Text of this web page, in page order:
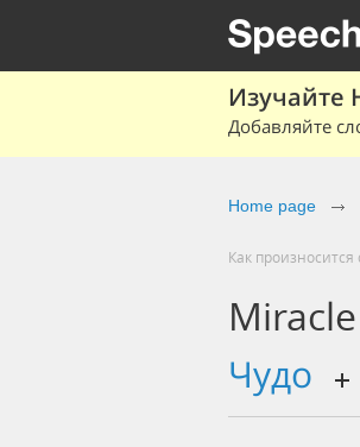
Изучайте
Добавляйте
Home page
Как
Miracle
чудо